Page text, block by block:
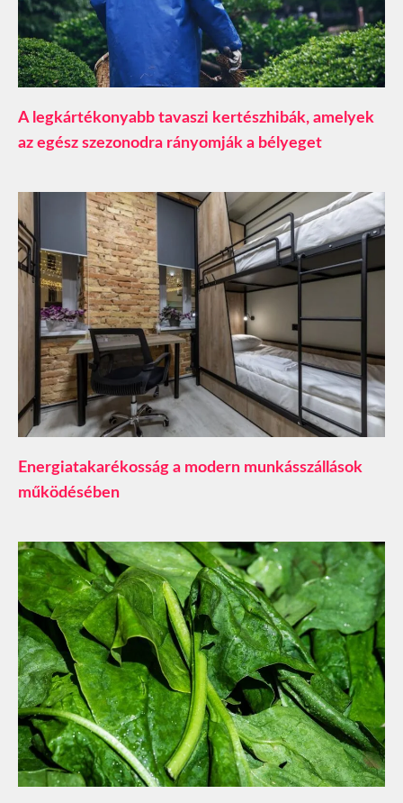
A legkártékonyabb tavaszi kertészhibák, amelyek
az egész szezonodra rányomják a bélyeget
​Energiatakarékosság a modern munkásszállások
működésében